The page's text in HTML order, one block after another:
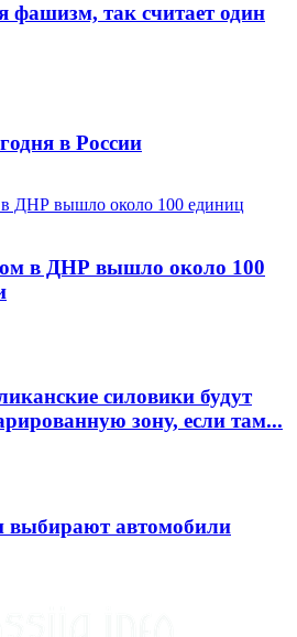
фашизм, так считает один
в России
в ДНР вышло около 100
силовики будут
зону, если там...
выбирают автомобили